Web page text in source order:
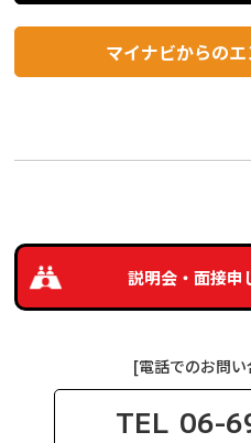
マイナビからの
説明会・面接申
[電話でのお問
TEL 06-